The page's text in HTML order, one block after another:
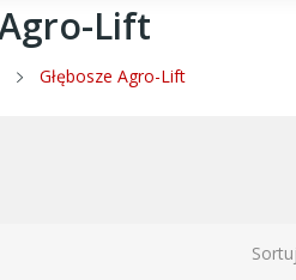
Lift
Głębosze Agro-Lift